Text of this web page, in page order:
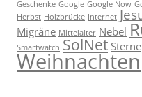
Geschenke Google Google Now
Herbst Holzbrücke Internet
Migräne Mittelalter Nebel
Smartwatch SolNet Sterne
Weihnachten